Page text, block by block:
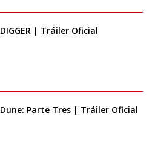
DIGGER | Tráiler Oficial
Dune: Parte Tres | Tráiler Oficial